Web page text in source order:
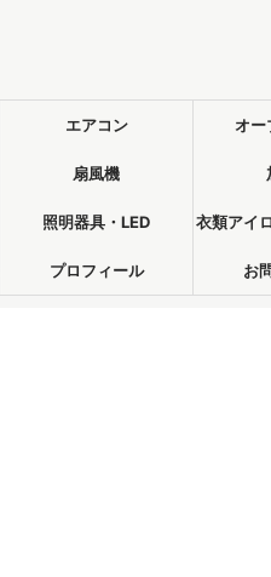
エアコン オー
扇風機
照明器具・LED 衣類アイ
プロフィール お